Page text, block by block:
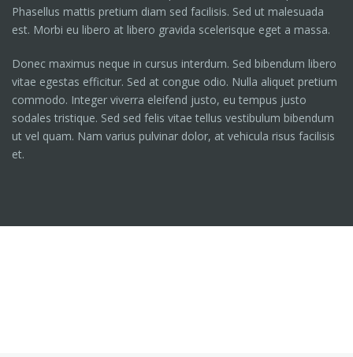
Phasellus mattis pretium diam sed facilisis. Sed ut malesuada
est. Morbi eu libero at libero gravida scelerisque eget a massa.
Donec maximus neque in cursus interdum. Sed bibendum libero
vitae egestas efficitur. Sed at congue odio. Nulla aliquet pretium
commodo. Integer viverra eleifend justo, eu tempus justo
sodales tristique. Sed sed felis vitae tellus vestibulum bibendum
ut vel quam. Nam varius pulvinar dolor, at vehicula risus facilisis
et.